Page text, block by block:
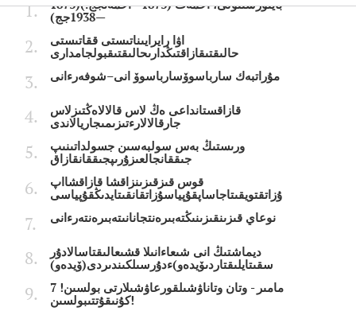
بايتۇرسىنۇلى، احمەت (1873—احمەتجج.)(1873
—1938جج)
اۋا رايرايىناتىستى ققاتىستى
حالىقتىقازاقتىڭدارىحالىقتىقبولجامدارى
مۇراتبەك سارباسوۆسارباسوۆ انى–شوفەرءانى
قازاقستانداعى ەڭ لاس قالالاەڭتىزلاس
جارقالالارءتىزىمىجاريالاندى
ورىستىڭ بەس سولبەسىن جسولداتىنىپ
جىققانجالعىزۇرىپجىققانقازاق
قوس قىزقىزىنزاقشا قازاقشااپ
ۇزاتقتويقىتاجاساپقۇپياسۇزاتقانقىتايدىڭقۇپياسى
نوعاي قىزىنقىزىنىڭتەبىرەنتجانانىتەبىرەنتەرءانى
ديماشتىڭ انى شىعاءانىلا قشىعالىقتاسالادۇر
سقىتايلىقتاردىۆيدەو)ءدۇرسىلكىندىردى(ۆيدەو)
7 مامىر - وتان وتاناۋشىلقورعاۋشىلارتى بولسىن!
كۇنىقۇتتىبولسىن!